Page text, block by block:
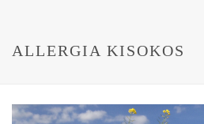
ALLERGIA KISOKOS